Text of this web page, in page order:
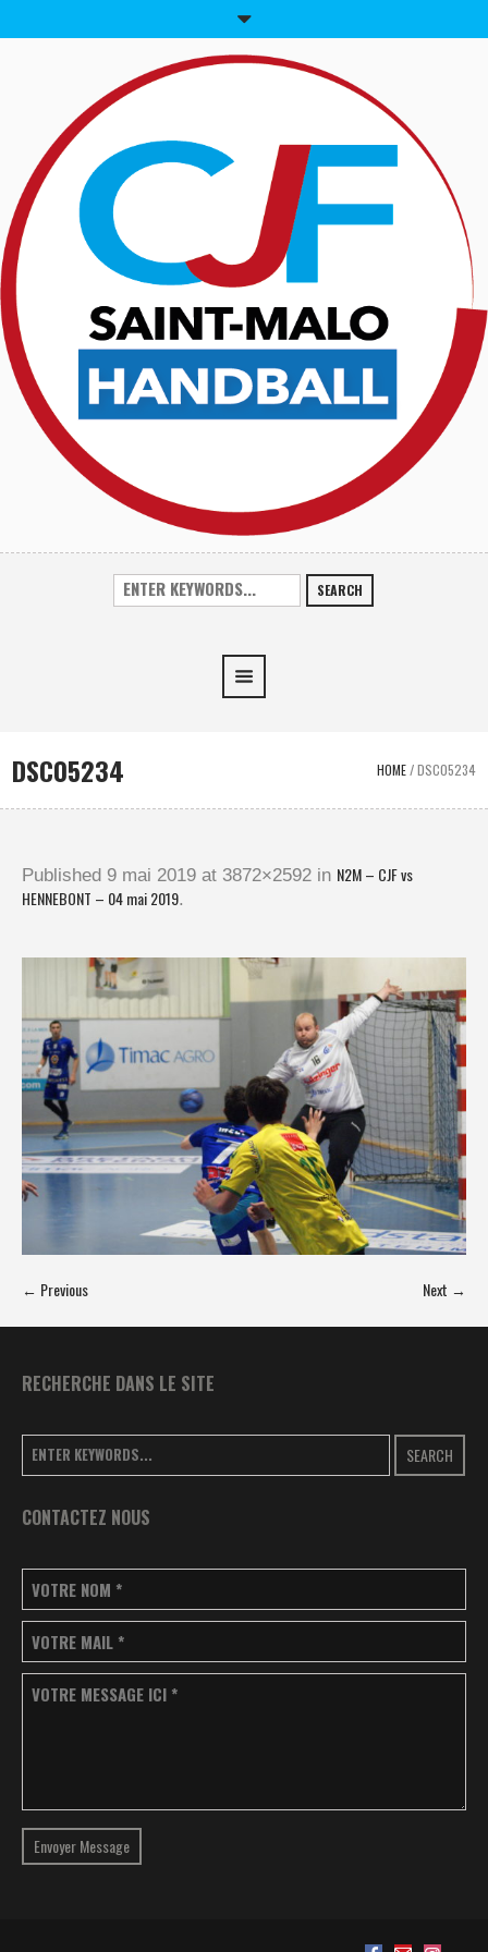
SEARCH
DSC05234 HOME/DSC05234
Published 9 mai 2019 at 3872×2592 in N2M – CJF vs
HENNEBONT – 04 mai 2019.
← Previous Next →
RECHERCHE DANS LE SITE
SEARCH
CONTACTEZ NOUS
VOTRE NOM *
VOTRE MAIL *
VOTRE MESSAGE ICI *
Envoyer Message